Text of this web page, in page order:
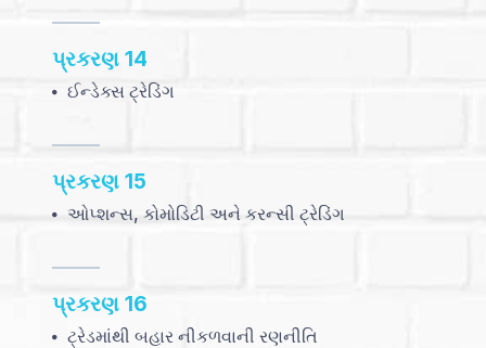
પ્રકરણ 14
ઈન્ડેક્સ ટ્રેડિંગ
પ્રકરણ 15
ઓપ્શન્સ, કોમોડિટી અને કરન્સી ટ્રેડિંગ
પ્રકરણ 16
ટ્રેડમાંથી બહાર નીકળવાની રણનીતિ